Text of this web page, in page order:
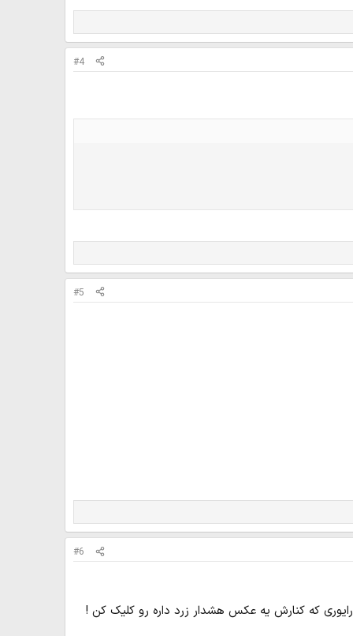
#4
#5
#6
که کنارش یه عکس هشدار زرد داره رو کلیک کن !